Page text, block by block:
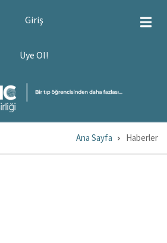
Giriş
Üye Ol!
Ana Sayfa Haberler